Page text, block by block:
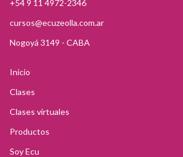
+54 9 11 4972-2346
cursos@ecuzeolla.com.ar
Nogoyá 3149 - CABA
Inicio
Clases
Clases virtuales
Productos
Soy Ecu